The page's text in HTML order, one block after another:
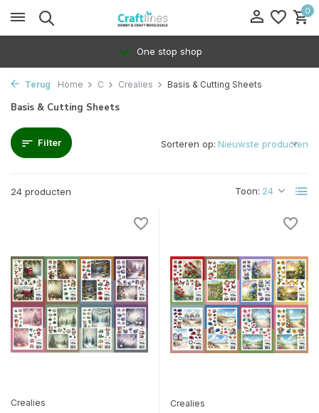
0
100% Dedicated to independents
Terug Home C Crealies Basis & Cutting Sheets
Basis & Cutting Sheets
Filter
24 producten Toon:
Sorteren op:
Crealies Crealies